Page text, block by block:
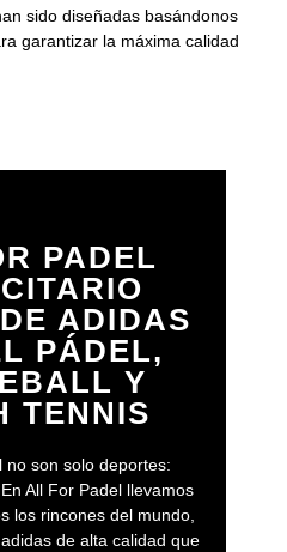
sido diseñadas basándonos
garantizar la máxima calidad
PADEL
ADIDAS
PÁDEL,
Y
TENNIS
no son solo deportes:
All For Padel llevamos
los rincones del mundo,
de alta calidad que